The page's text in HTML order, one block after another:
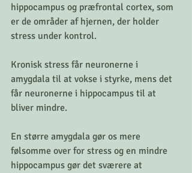
hippocampus og præfrontal cortex, som
er de områder af hjernen, der holder
stress under kontrol.
Kronisk stress får neuronerne i
amygdala til at vokse i styrke, mens det
får neuronerne i hippocampus til at
bliver mindre.
En større amygdala gør os mere
følsomme over for stress og en mindre
hippocampus gør det sværere at